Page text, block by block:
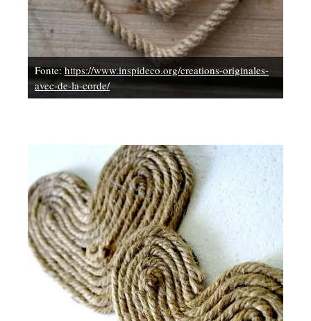
Fonte:https://www.inspideco.org/creations-originales-
avec-de-la-corde/